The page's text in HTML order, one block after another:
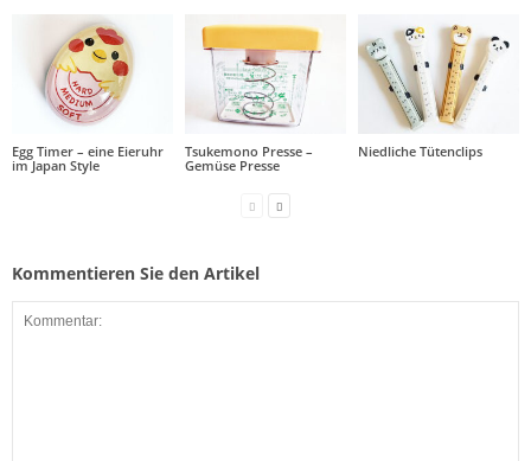
Egg Timer – eine Eieruhr
im Japan Style
Tsukemono Presse –
Gemüse Presse
Niedliche Tütenclips
Kommentieren Sie den Artikel